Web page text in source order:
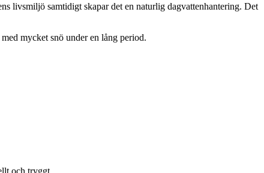
livsmiljö samtidigt skapar det en naturlig dagvattenhantering. Det
mycket snö under en lång period.
och tryggt.